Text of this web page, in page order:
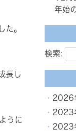
た。
長し
うに
年始
検索:
2026
2023
2023